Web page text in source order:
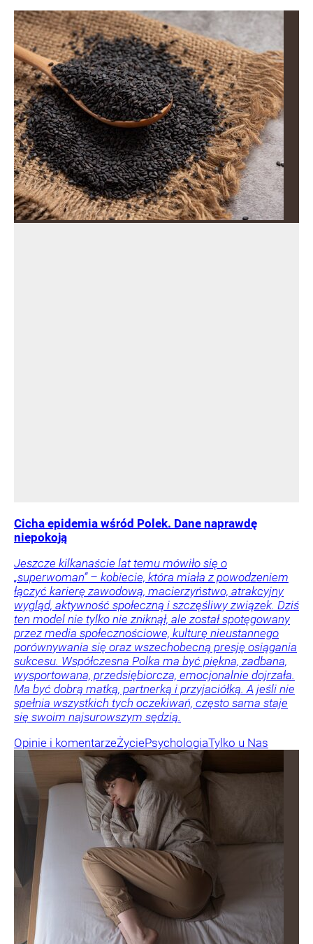
Cicha epidemia wśród Polek. Dane naprawdę
niepokoją
Jeszcze kilkanaście lat temu mówiło się o
„superwoman” – kobiecie, która miała z powodzeniem
łączyć karierę zawodową, macierzyństwo, atrakcyjny
wygląd, aktywność społeczną i szczęśliwy związek. Dziś
ten model nie tylko nie zniknął, ale został spotęgowany
przez media społecznościowe, kulturę nieustannego
porównywania się oraz wszechobecną presję osiągania
sukcesu. Współczesna Polka ma być piękna, zadbana,
wysportowana, przedsiębiorcza, emocjonalnie dojrzała.
Ma być dobrą matką, partnerką i przyjaciółką. A jeśli nie
spełnia wszystkich tych oczekiwań, często sama staje
się swoim najsurowszym sędzią.
Opinie i komentarzeŻyciePsychologiaTylko u Nas